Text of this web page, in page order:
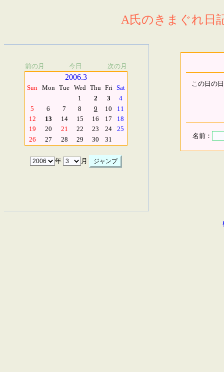
A氏のきまぐれ日
前の月 今日 次の月
2006.3
Sun Mon Tue Wed Thu Fri Sat
1
2 3
4
5
6 7 8 9 10
11
12
13 14 15 16 17
18
19
20 21 22 23 24
25
26
27 28 29 30 31
年 月
この日の
名前：